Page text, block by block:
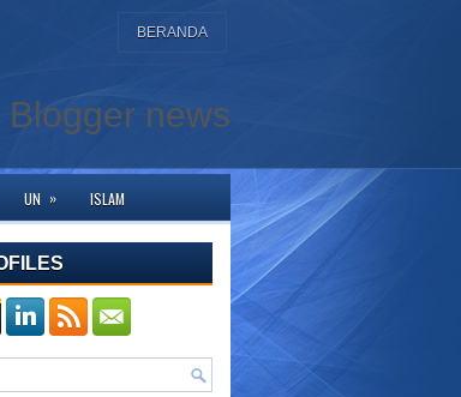
BERANDA
Blogger news
UN » ISLAM
yang membutuhkan bantuan silahkan hubungi kami di